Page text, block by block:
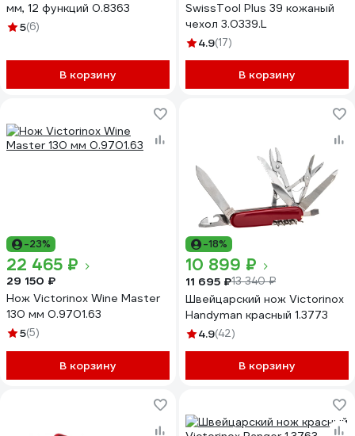
мм, 12 функций 0.8363
5(6)
В корзину
SwissTool Plus 39 кожаный
чехол 3.0339.L
4.9(17)
В корзину
-23%
22 465 ₽
29 150 ₽
Нож Victorinox Wine Master
130 мм 0.9701.63
5(5)
В корзину
-18%
10 899 ₽
11 695 ₽13 340 ₽
Швейцарский нож Victorinox
Handyman красный 1.3773
4.9(42)
В корзину